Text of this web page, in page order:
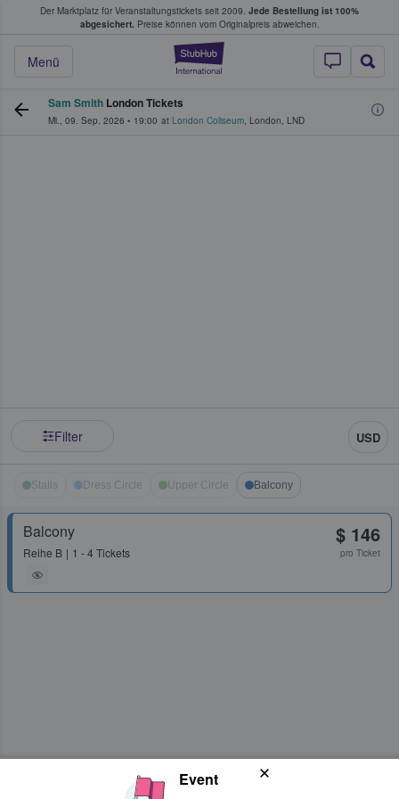
Der Marktplatz für Veranstaltungstickets seit 2009. Jede Bestellung ist 100%
abgesichert. Preise können vom Originalpreis abweichen.
StubHub - Wo
Menü
Tickets kaufen & verkaufen
Sam Smith London Tickets
Mi., 09. Sep. 2026 • 19:00 at London Coliseum, London, LND
Filter USD
Stalls Dress Circle Upper Circle Balcony
Balcony
Reihe B 1 - 4 Tickets
$ 146
pro Ticket
Event